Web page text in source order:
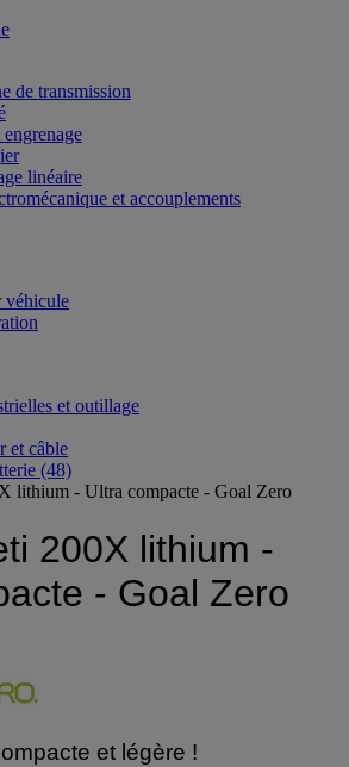
de transmission
linéaire
et accouplements
véhicule
et outillage
et câble
(48)
lithium - Ultra compacte - Goal Zero
200X lithium -
- Goal Zero
et légère !